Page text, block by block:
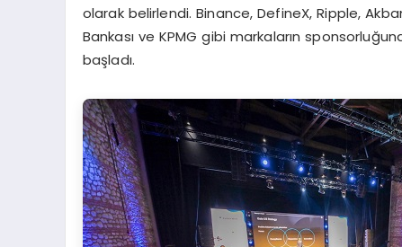
olarak belirlendi. Binance, DefineX, Ripple,
Bankası ve KPMG gibi markaların
başladı.